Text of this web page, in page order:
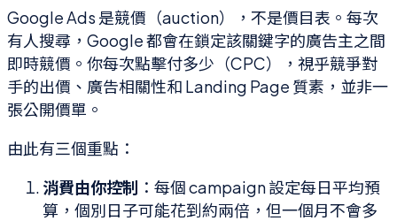
Google Ads 是競價（auction），不是價目表。每次
有人搜尋，Google 都會在鎖定該關鍵字的廣告主之間
即時競價。你每次點擊付多少（CPC），視乎競爭對
手的出價、廣告相關性和 Landing Page 質素，並非一
張公開價單。
由此有三個重點：
消費由你控制 ：每個 campaign 設定每日平均預
算，個別日子可能花到約兩倍，但一個月不會多